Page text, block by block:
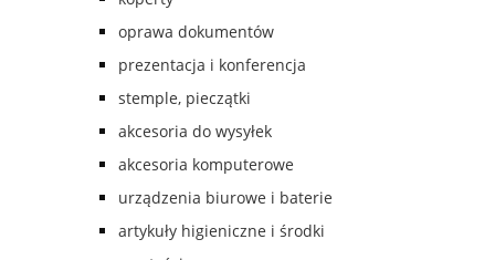
oprawa dokumentów
prezentacja i konferencja
stemple, pieczątki
akcesoria do wysyłek
akcesoria komputerowe
urządzenia biurowe i baterie
artykuły higieniczne i środki